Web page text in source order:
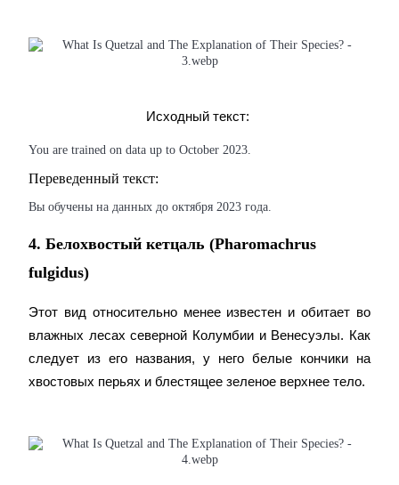
Силовая свинья
Получайте конкурентные награды ежедневно
Исходный текст:
You are trained on data up to October 2023.
Переведенный текст:
Вы обучены на данных до октября 2023 года.
4. Белохвостый кетцаль (Pharomachrus
fulgidus)
Этот вид относительно менее известен и обитает во
влажных лесах северной Колумбии и Венесуэлы. Как
следует из его названия, у него белые кончики на
хвостовых перьях и блестящее зеленое верхнее тело.